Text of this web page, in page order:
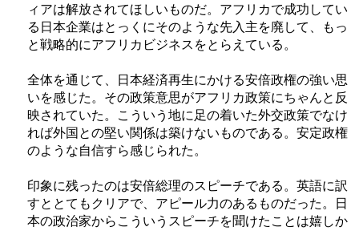
ィアは解放されてほしいものだ。アフリカで成功してい
る日本企業はとっくにそのような先入主を廃して、もっ
と戦略的にアフリカビジネスをとらえている。
全体を通じて、日本経済再生にかける安倍政権の強い思
いを感じた。その政策意思がアフリカ政策にちゃんと反
映されていた。こういう地に足の着いた外交政策でなけ
れば外国との堅い関係は築けないものである。安定政権
のような自信すら感じられた。
印象に残ったのは安倍総理のスピーチである。英語に訳
すととてもクリアで、アピール力のあるものだった。日
本の政治家からこういうスピーチを聞けたことは嬉しか